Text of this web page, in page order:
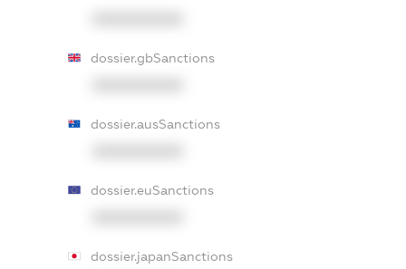
dossier.gbSanctions
dossier.ausSanctions
dossier.euSanctions
dossier.japanSanctions